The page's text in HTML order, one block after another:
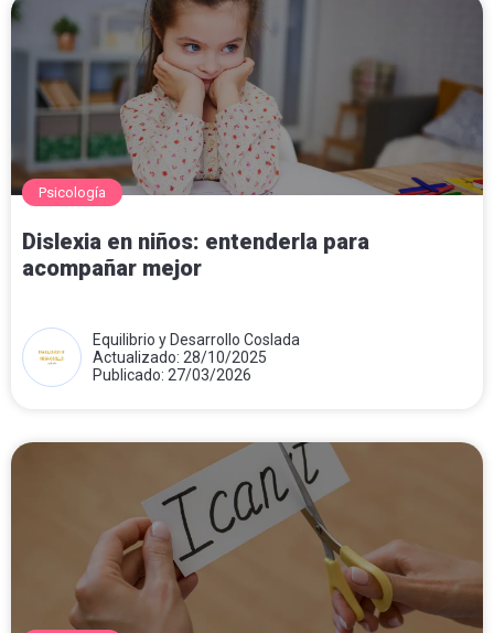
Psicología
Dislexia en niños: entenderla para
acompañar mejor
Equilibrio y Desarrollo Coslada
Actualizado: 28/10/2025
Publicado: 27/03/2026